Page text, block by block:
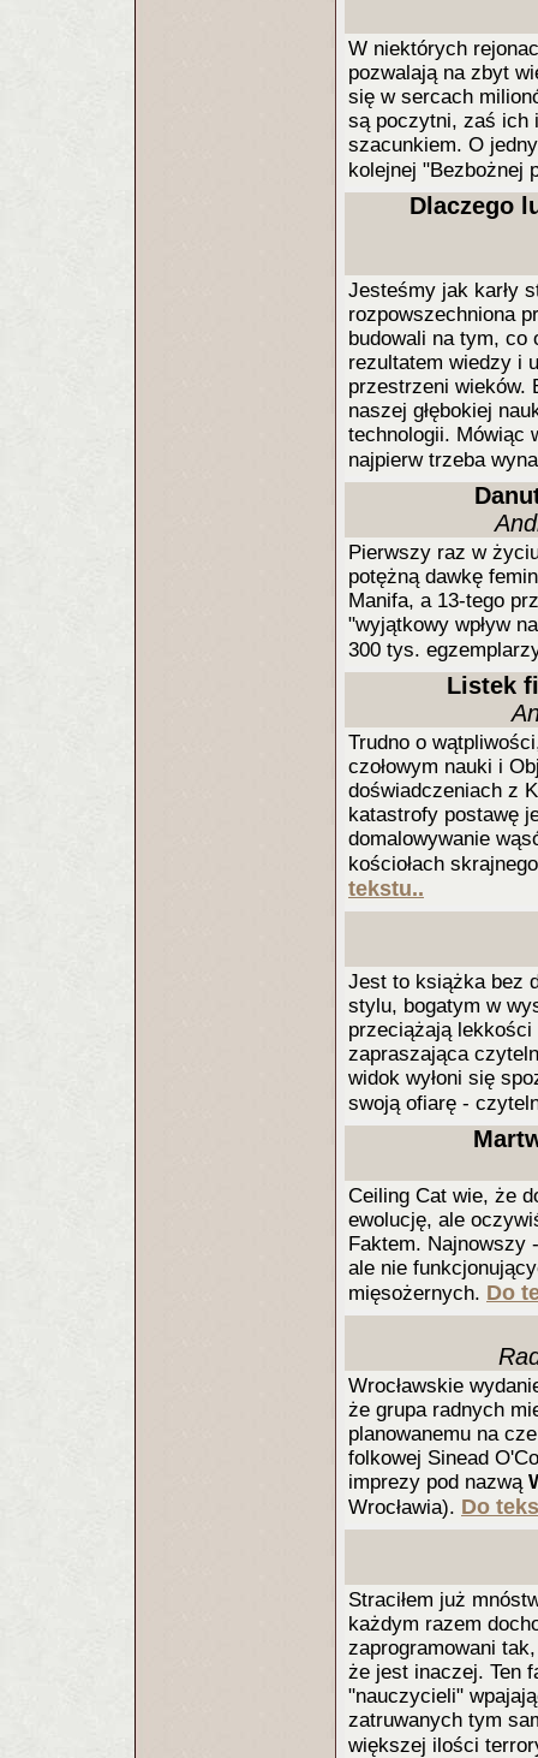
W niektórych
pozwalają na zbyt
się w sercach
są poczytni, zaś ich
szacunkiem. O
kolejnej "Bezbożnej
Dlaczego
Jesteśmy jak karły
rozpowszechniona
budowali na tym,
rezultatem wiedzy i
przestrzeni wieków.
naszej głębokiej
technologii. Mówiąc
najpierw trzeba
Pierwszy raz w
potężną dawkę
Manifa, a 13-tego
"wyjątkowy wpływ
300 tys.
Listek
Trudno o
czołowym nauki i
doświadczeniach z
katastrofy postawę
domalowywanie
kościołach
tekstu..
Jest to książka bez
stylu, bogatym w
przeciążają
zapraszająca
widok wyłoni się
swoją ofiarę -
Ceiling Cat wie, że
ewolucję, ale
Faktem. Najnowszy
ale nie
mięsożernych. Do
Wrocławskie
że grupa radnych
planowanemu na
folkowej Sinead
imprezy pod nazwą
Wrocławia). Do
Straciłem już
każdym razem
zaprogramowani
że jest inaczej. Ten
"nauczycieli"
zatruwanych tym
większej ilości